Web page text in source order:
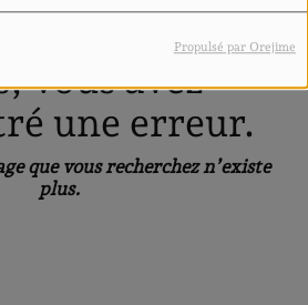
Propulsé par Orejime
vous avez
une erreur.
que vous recherchez n’existe
plus.